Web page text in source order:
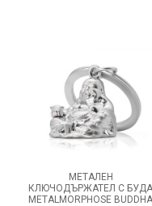
МЕТАЛЕН
КЛЮЧОДЪРЖАТЕЛ С БУДА
METALMORPHOSE BUDDHA